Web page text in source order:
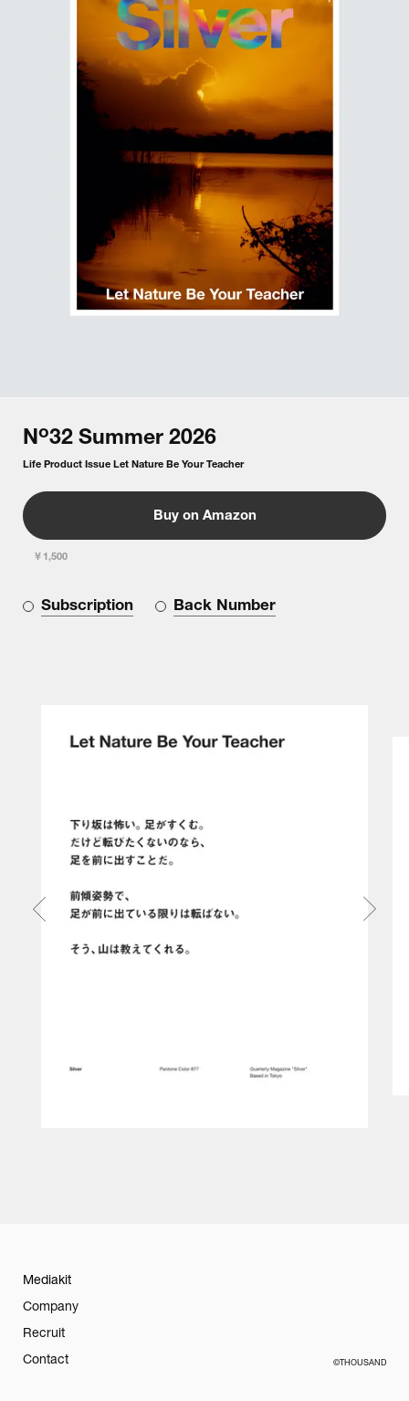
No32 Summer 2026
Life Product Issue Let Nature Be Your Teacher
Buy on Amazon
￥1,500
Subscription Back Number
©THOUSAND
Mediakit
Company
Recruit
Contact